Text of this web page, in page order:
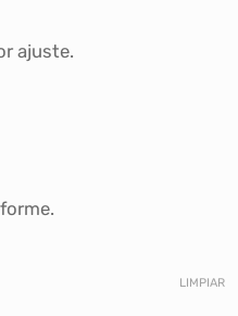
46.00
ajuste.
LIMPIAR